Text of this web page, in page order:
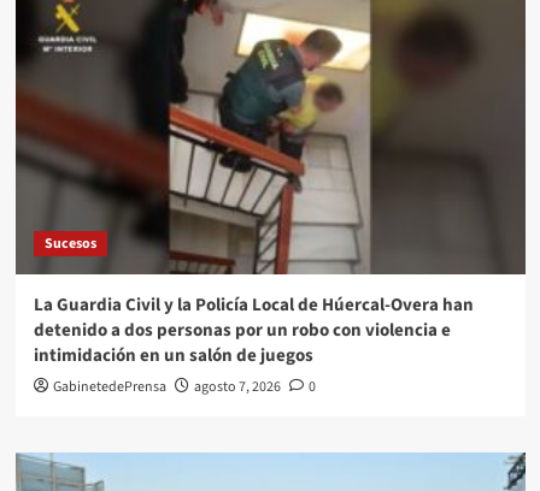
Sucesos
La Guardia Civil y la Policía Local de Húercal-Overa han
detenido a dos personas por un robo con violencia e
intimidación en un salón de juegos
GabinetedePrensa agosto 7, 2026 0